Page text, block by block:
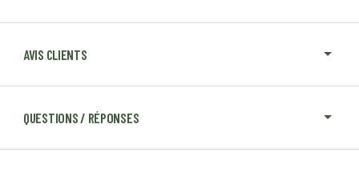
AVIS CLIENTS
QUESTIONS / RÉPONSES